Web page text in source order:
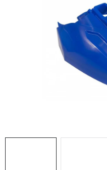
TIP NA DÁRKY
NÁPLNĚ A KAPALINY
Moje objednávka Kontakt